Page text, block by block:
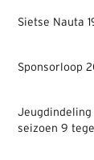
Sietse Nauta
Sponsorloop
Jeugdindeling
seizoen 9